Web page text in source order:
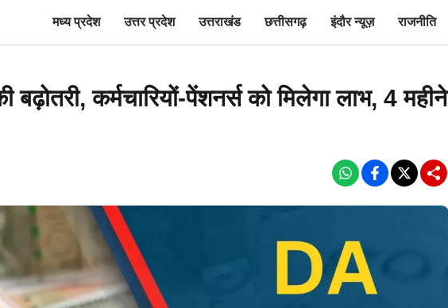
मध्य प्रदेश उत्तर प्रदेश उत्तराखंड छत्तीसगढ़ इंदौर न्यूज़ राजनीति
बढ़ोतरी, कर्मचारियों-पेंशनर्स को मिलेगा लाभ, 4 महीने